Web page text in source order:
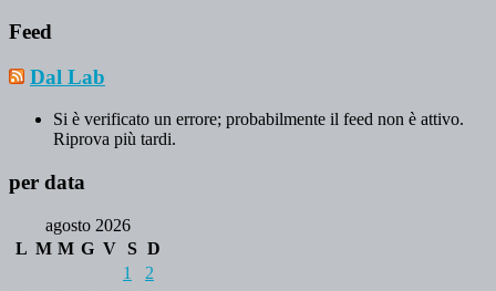
Feed
Dal Lab
Si è verificato un errore; probabilmente il feed non è attivo.
Riprova più tardi.
per data
agosto 2026
L M M G V S D
1
2